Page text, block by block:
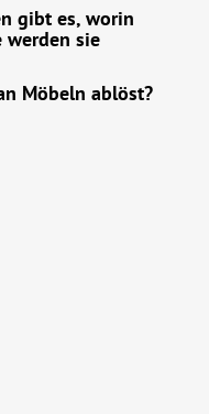
gibt es, worin
werden sie
Möbeln ablöst?